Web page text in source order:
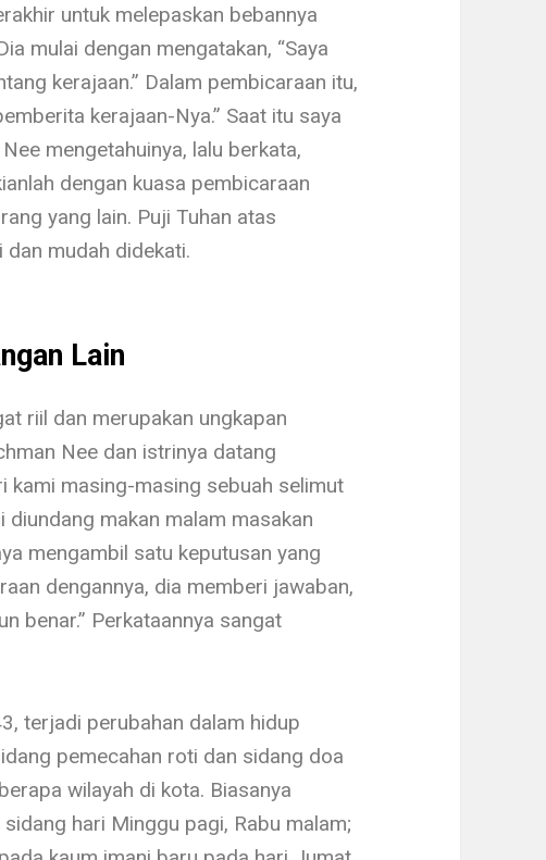
untuk melepaskan bebannya
mulai dengan mengatakan, “Saya
kerajaan.” Dalam pembicara­an itu,
ke­rajaan-Nya.” Saat itu saya
mengetahuinya, lalu berkata,
dengan kuasa pembicaraan
yang lain. Puji Tuhan atas
dan mudah didekati.
Lain
riil dan merupakan ungkapan
Nee dan istrinya datang
kami masing-masing sebuah selimut
makan malam masakan
mengambil satu keputusan yang
dengannya, dia memberi jawaban,
benar.” Perkataan­nya sangat
terjadi per­ubahan dalam hidup
pemecahan roti dan sidang doa
wilayah di kota. Biasanya
hari Minggu pagi, Rabu malam;